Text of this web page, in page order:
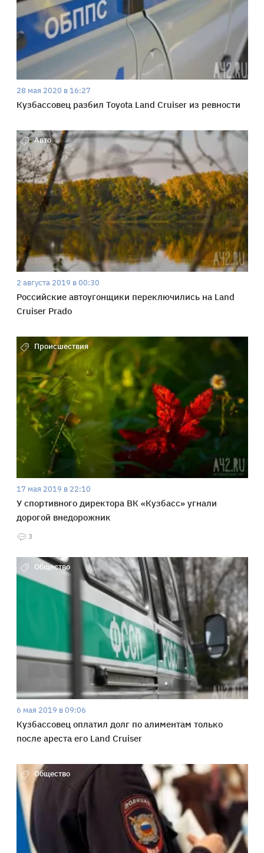
28 мая 2020 в 16:27
Кузбассовец разбил Toyota Land Cruiser из ревности
Авто
2 августа 2019 в 00:30
Российские автоугонщики переключились на Land
Cruiser Prado
Происшествия
17 мая 2019 в 22:10
У спортивного директора ВК «Кузбасс» угнали
дорогой внедорожник
3
Общество
6 мая 2019 в 09:06
Кузбассовец оплатил долг по алиментам только
после ареста его Land Cruiser
Общество